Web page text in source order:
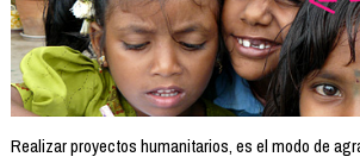
Realizar proyectos humanitarios, es el modo de